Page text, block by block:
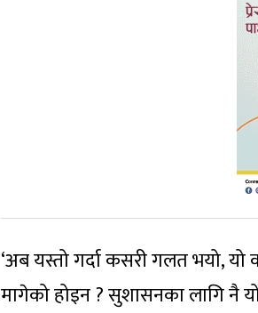
‘अब यस्तो गर्दा कसरी गलत भयो,
मागेको होइन ? सुशासनका लागि नै